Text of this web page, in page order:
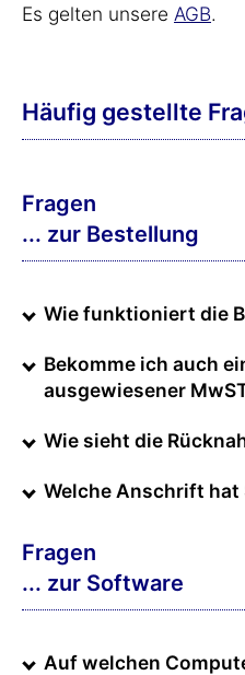
Es gelten unsere AGB.
Häufig gestellte
Fragen
... zur Bestellung
Wie funktioniert die
Bekomme ich auch
ausgewiesener
Wie sieht die
Welche Anschrift
Fragen
... zur Software
Auf welchen